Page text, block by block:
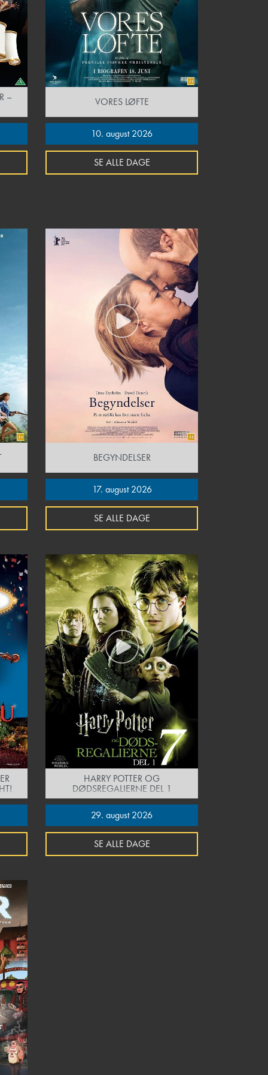
– VORES LØFTE
10. august 2026
SE ALLE DAGE
BEGYNDELSER
17. august 2026
SE ALLE DAGE
HARRY POTTER OG
DØDSREGALIERNE DEL 1
29. august 2026
SE ALLE DAGE